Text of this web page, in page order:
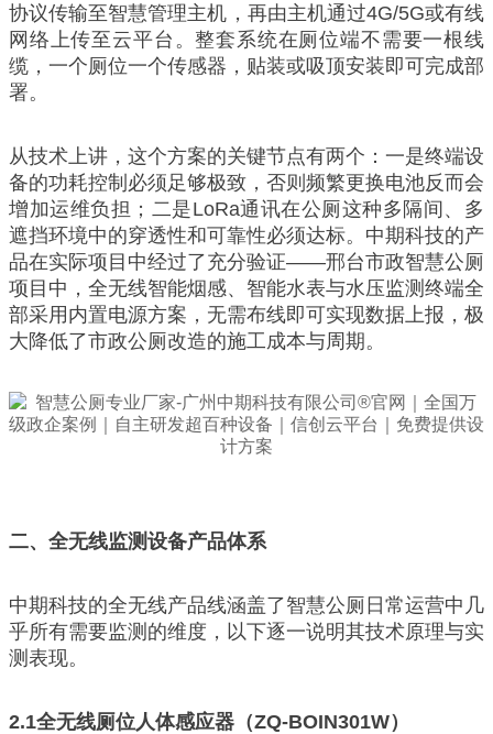
协议传输至智慧管理主机，再由主机通过4G/5G或有线
网络上传至云平台。整套系统在厕位端不需要一根线
缆，一个厕位一个传感器，贴装或吸顶安装即可完成部
署。
从技术上讲，这个方案的关键节点有两个：一是终端设
备的功耗控制必须足够极致，否则频繁更换电池反而会
增加运维负担；二是LoRa通讯在公厕这种多隔间、多
遮挡环境中的穿透性和可靠性必须达标。中期科技的产
品在实际项目中经过了充分验证——邢台市政智慧公厕
项目中，全无线智能烟感、智能水表与水压监测终端全
部采用内置电源方案，无需布线即可实现数据上报，极
大降低了市政公厕改造的施工成本与周期。
二、全无线监测设备产品体系
中期科技的全无线产品线涵盖了智慧公厕日常运营中几
乎所有需要监测的维度，以下逐一说明其技术原理与实
测表现。
2.1全无线厕位人体感应器（ZQ-BOIN301W）